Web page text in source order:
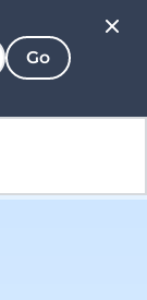
Go